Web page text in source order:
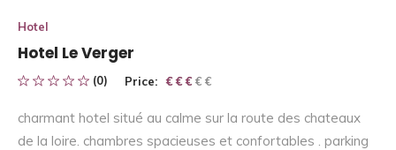
Hotel
Hotel Le Verger
(0) Price: € € € € €
€ € €
charmant hotel situé au calme sur la route des chateaux
de la loire. chambres spacieuses et confortables . parking